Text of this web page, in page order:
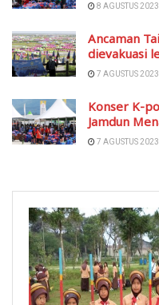
8 AGUSTUS 2023
Ancaman
dievakuasi
7 AGUSTUS 2023
Konser K-
Jamdun
7 AGUSTUS 2023